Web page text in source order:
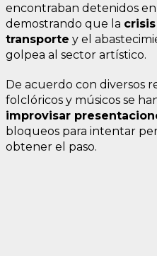
encontraban detenidos
demostrando que la
transporte y el
golpea al sector artístico.
De acuerdo con diversos
folclóricos y músicos se
improvisar
bloqueos para intentar
obtener el paso.